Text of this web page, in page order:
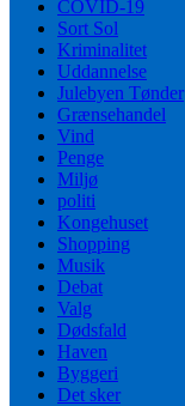
COVID-19
Sort Sol
Kriminalitet
Uddannelse
Julebyen Tønder
Grænsehandel
Vind
Penge
Miljø
politi
Kongehuset
Shopping
Musik
Debat
Valg
Dødsfald
Haven
Byggeri
Det sker